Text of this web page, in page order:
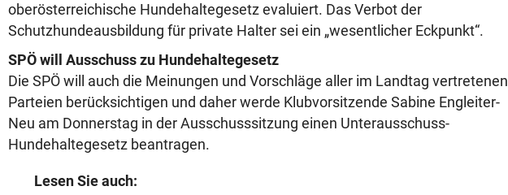
oberösterreichische Hundehaltegesetz evaluiert. Das Verbot der
Schutzhundeausbildung für private Halter sei ein „wesentlicher Eckpunkt“.
SPÖ will Ausschuss zu Hundehaltegesetz
Die SPÖ will auch die Meinungen und Vorschläge aller im Landtag vertretenen
Parteien berücksichtigen und daher werde Klubvorsitzende Sabine Engleiter-
Neu am Donnerstag in der Ausschusssitzung einen Unterausschuss-
Hundehaltegesetz beantragen.
Lesen Sie auch: